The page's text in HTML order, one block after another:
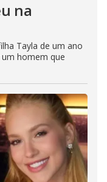
na
Tayla de um ano
homem que